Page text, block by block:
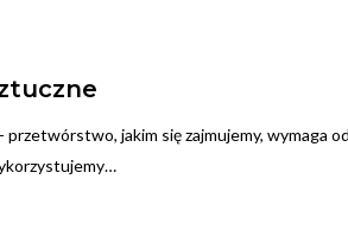
jakim się zajmujemy, wymaga